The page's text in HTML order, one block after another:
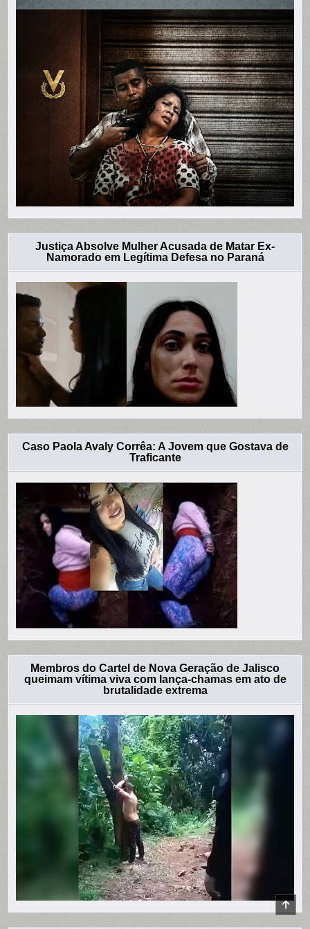
Justiça Absolve Mulher Acusada de Matar Ex-
Namorado em Legítima Defesa no Paraná
Caso Paola Avaly Corrêa: A Jovem que Gostava de
Traficante
Membros do Cartel de Nova Geração de Jalisco
queimam vítima viva com lança-chamas em ato de
brutalidade extrema
TO